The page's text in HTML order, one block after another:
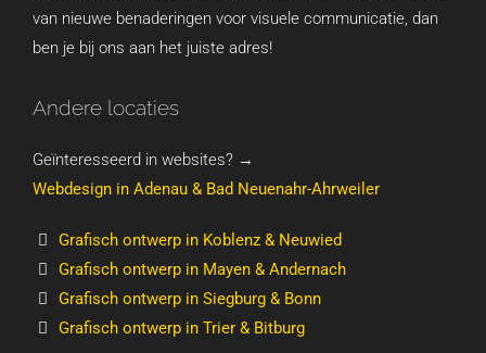
van nieuwe benaderingen voor visuele communicatie, dan
ben je bij ons aan het juiste adres!
Andere locaties
Geïnteresseerd in websites? →
Webdesign in Adenau & Bad Neuenahr-Ahrweiler
Grafisch ontwerp in Koblenz & Neuwied
Grafisch ontwerp in Mayen & Andernach
Grafisch ontwerp in Siegburg & Bonn
Grafisch ontwerp in Trier & Bitburg